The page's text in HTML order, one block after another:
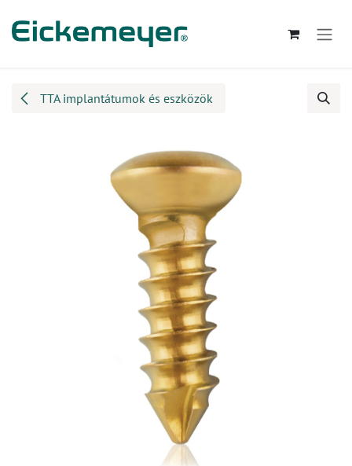
TTA implantátumok és eszközök